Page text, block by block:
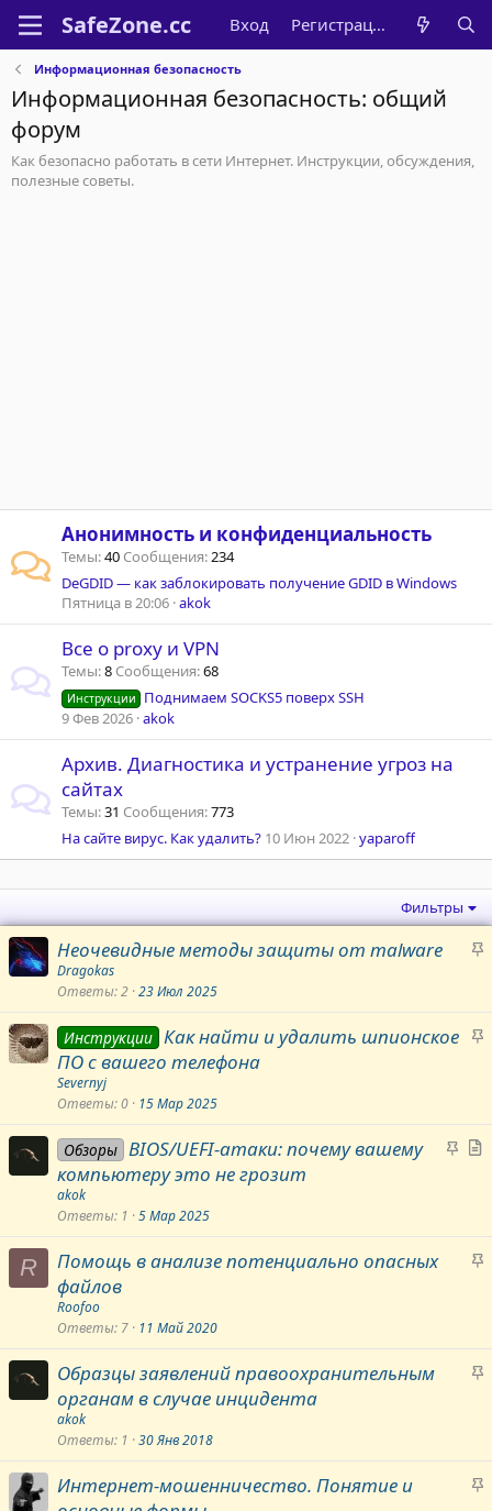
Вход Регистрация
Информационная безопасность
Информационная безопасность: общий
форум
Как безопасно работать в сети Интернет. Инструкции, обсуждения,
полезные советы.
Анонимность и конфиденциальность
Темы 40 Сообщения 234
DeGDID — как заблокировать получение GDID в Windows
Пятница в 20:06 akok
Все о proxy и VPN
Темы 8 Сообщения 68
Инструкции
Поднимаем SOCKS5 поверх SSH
9 Фев 2026 akok
Архив. Диагностика и устранение угроз на
сайтах
Темы 31 Сообщения 773
На сайте вирус. Как удалить? 10 Июн 2022 yaparoff
Фильтры
З
р
е
н
Неочевидные методы защиты от malware
Dragokas
Ответы 2 23 Июл 2025
З
е
о
Инструкции Как найти и удалить шпионское
ПО с вашего телефона
Severnyj
Ответы 0 15 Мар 2025
З
е
о
ь
я
Обзоры BIOS/UEFI-атаки: почему вашему
компьютеру это не грозит
akok
Ответы 1 5 Мар 2025
R
З
е
п
о
Помощь в анализе потенциально опасных
файлов
Roofoo
Ответы 7 11 Май 2020
З
е
п
Образцы заявлений правоохранительным
органам в случае инцидента
akok
Ответы 1 30 Янв 2018
З
Интернет-мошенничество. Понятие и